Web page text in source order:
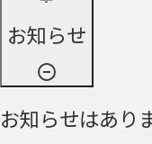
お知らせ
お知らせはあり